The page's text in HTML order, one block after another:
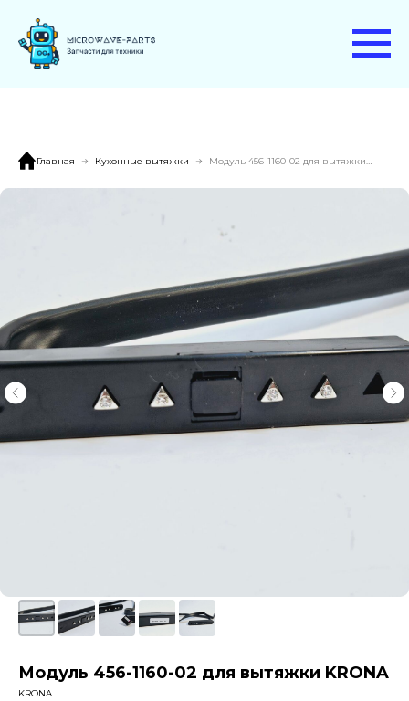
Главная Кухонные вытяжки
Модуль 456-1160-02 для вытяжки KRONA
KRONA